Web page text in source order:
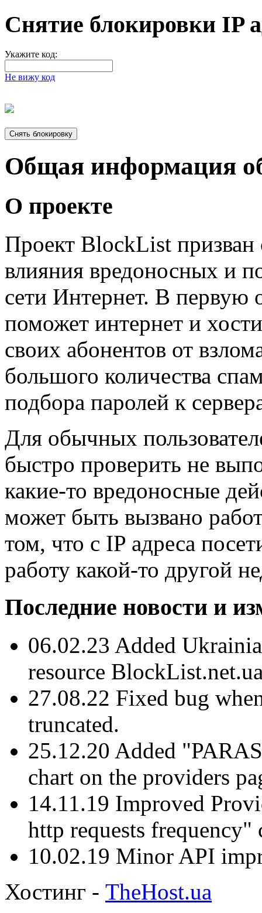
Снятие блокировки IP
Укажите код:
Не вижу код
Общая информация
О проекте
Проект BlockList призван
влияния вредоносных и
сети Интернет. В первую
поможет интернет и
своих абонентов от
большого количества
подбора паролей к
Для обычных
быстро проверить не
какие-то вредоносные
может быть вызвано
том, что c IP адреса
работу какой-то другой
Последние новости и
06.02.23 Added
resource
27.08.22 Fixed bug
truncated.
25.12.20 Added
chart on the providers
14.11.19 Improved
http requests frequency"
10.02.19 Minor API
Хостинг - TheHost.ua